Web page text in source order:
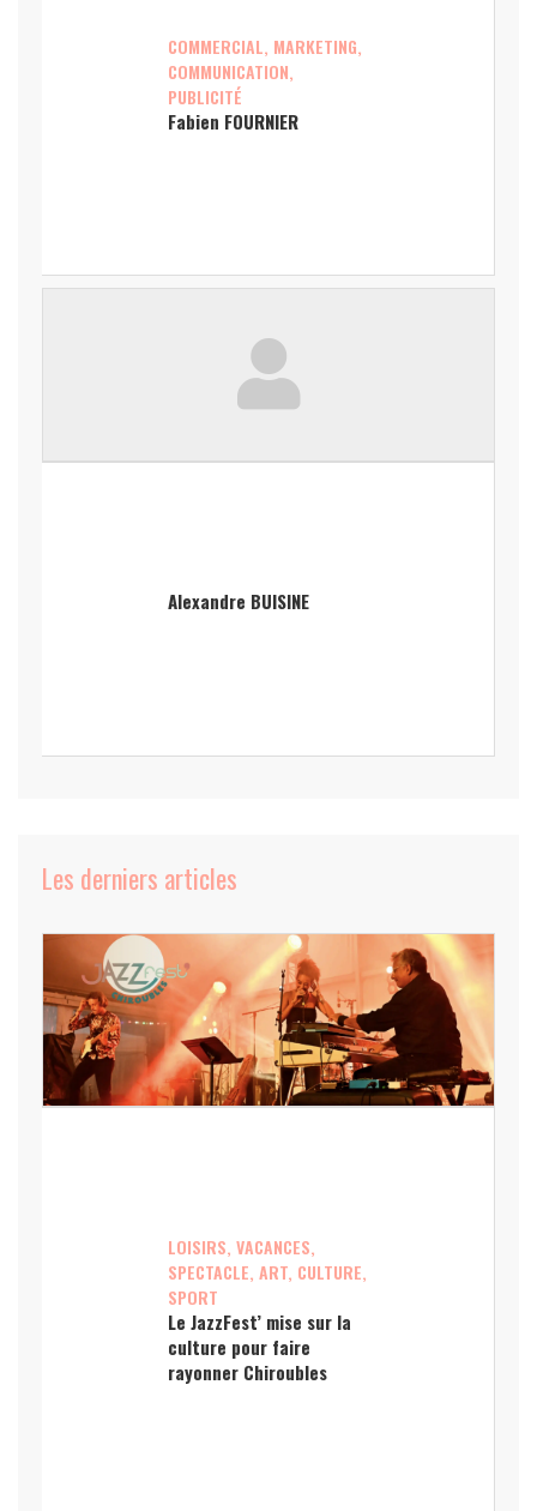
COMMERCIAL, MARKETING,
COMMUNICATION,
PUBLICITÉ
Fabien FOURNIER
Alexandre BUISINE
Les derniers articles
LOISIRS, VACANCES,
SPECTACLE, ART, CULTURE,
SPORT
Le JazzFest’ mise sur la
culture pour faire
rayonner Chiroubles